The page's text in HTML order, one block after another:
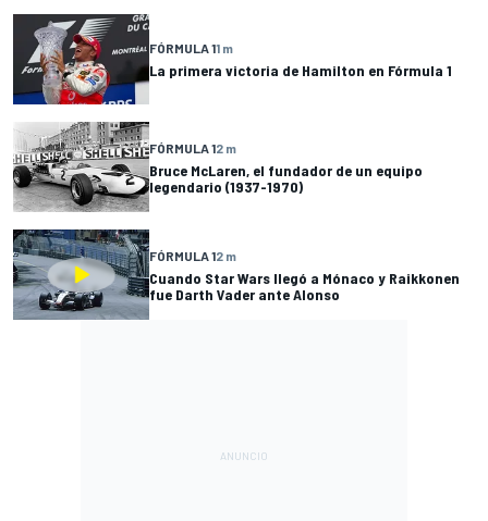
FÓRMULA 11 m
La primera victoria de Hamilton en Fórmula 1
FÓRMULA 12 m
Bruce McLaren, el fundador de un equipo
legendario (1937-1970)
FÓRMULA 12 m
Cuando Star Wars llegó a Mónaco y Raikkonen
fue Darth Vader ante Alonso